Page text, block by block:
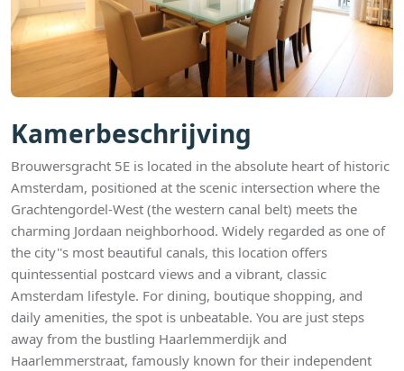
Kamerbeschrijving
Brouwersgracht 5E is located in the absolute heart of historic
Amsterdam, positioned at the scenic intersection where the
Grachtengordel-West (the western canal belt) meets the
charming Jordaan neighborhood. Widely regarded as one of
the city''s most beautiful canals, this location offers
quintessential postcard views and a vibrant, classic
Amsterdam lifestyle. For dining, boutique shopping, and
daily amenities, the spot is unbeatable. You are just steps
away from the bustling Haarlemmerdijk and
Haarlemmerstraat, famously known for their independent